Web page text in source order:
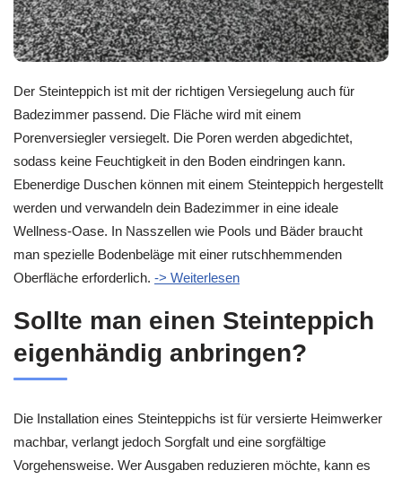
Der Steinteppich ist mit der richtigen Versiegelung auch für
Badezimmer passend. Die Fläche wird mit einem
Porenversiegler versiegelt. Die Poren werden abgedichtet,
sodass keine Feuchtigkeit in den Boden eindringen kann.
Ebenerdige Duschen können mit einem Steinteppich hergestellt
werden und verwandeln dein Badezimmer in eine ideale
Wellness-Oase. In Nasszellen wie Pools und Bäder braucht
man spezielle Bodenbeläge mit einer rutschhemmenden
Oberfläche erforderlich. -> Weiterlesen
Sollte man einen Steinteppich
eigenhändig anbringen?
Die Installation eines Steinteppichs ist für versierte Heimwerker
machbar, verlangt jedoch Sorgfalt und eine sorgfältige
Vorgehensweise. Wer Ausgaben reduzieren möchte, kann es